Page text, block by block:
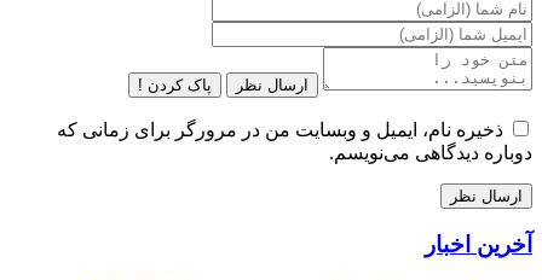
ارسال نظر پاک کردن !
ذخیره نام، ایمیل و وبسایت من در مرورگر برای زمانی که
دوباره دیدگاهی می‌نویسم.
آخرین اخبار